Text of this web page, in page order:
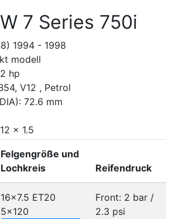
7 Series 750i
1994 - 1998
modell
hp
V12 , Petrol
72.6 mm
x 1.5
Felgengröße und
Lochkreis
Reifendruck
16x7.5 ET20
5x120
Front: 2 bar /
2.3 psi